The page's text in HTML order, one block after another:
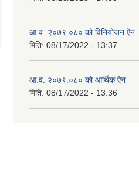
आ.व. २०७९.०८० को विनियोजन ऐन
मिति: 08/17/2022 - 13:37
आ.व. २०७९.०८० को आर्थिक ऐन
मिति: 08/17/2022 - 13:36